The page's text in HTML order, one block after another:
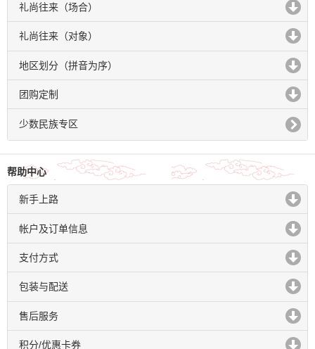
礼尚往来（场合）
click to expand contents
礼尚往来（对象）
click to expand contents
地区划分（拼音为序）
click to expand contents
团购定制
click to expand contents
少数民族专区
帮助中心
新手上路
click to expand contents
帐户及订单信息
click to expand contents
支付方式
click to expand contents
包装与配送
click to expand contents
售后服务
click to expand contents
积分/优惠卡券